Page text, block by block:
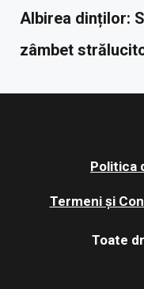
Albirea dinților:
zâmbet
Politica
Termeni și
Toate